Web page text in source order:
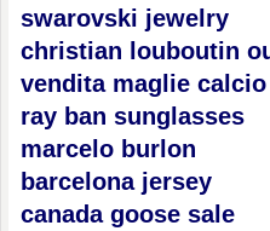
swarovski jewelry
christian louboutin
vendita maglie calcio
ray ban sunglasses
marcelo burlon
barcelona jersey
canada goose sale